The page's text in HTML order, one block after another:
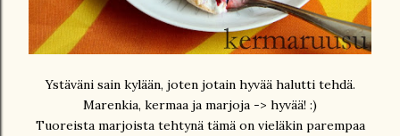
Ystäväni sain kylään, joten jotain hyvää halutti tehdä.
Marenkia, kermaa ja marjoja -> hyvää! :)
Tuoreista marjoista tehtynä tämä on vieläkin parempaa